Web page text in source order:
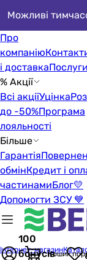
Можливі
Про
компанію
і доставкаПослуги
% Акції
Всі акціїУцінка
до -50%Програма
лояльності
Більше
Гарантія
обмінКредит і
частинамиБлог💛
Допомогти ЗСУ 💙
100
бонусівКошик
Інтернет-магазин